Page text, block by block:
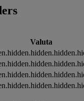
Valuta